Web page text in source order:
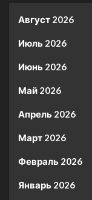
Август 2026
Июль 2026
Июнь 2026
Май 2026
Апрель 2026
Март 2026
Февраль 2026
Январь 2026